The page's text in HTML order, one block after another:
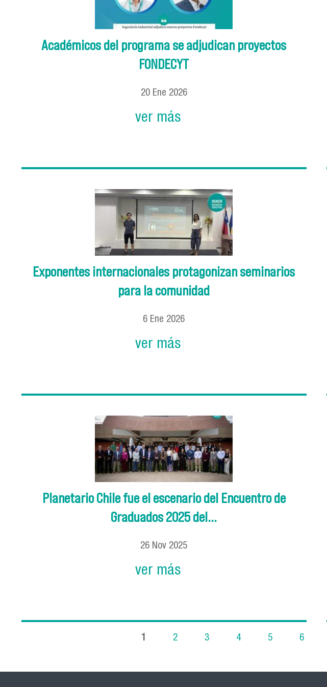
Académicos del programa se adjudican proyectos
FONDECYT
20 Ene 2026
ver más
Exponentes internacionales protagonizan seminarios
para la comunidad
6 Ene 2026
ver más
Planetario Chile fue el escenario del Encuentro de
Graduados 2025 del...
26 Nov 2025
ver más
1 2 3 4 5 6